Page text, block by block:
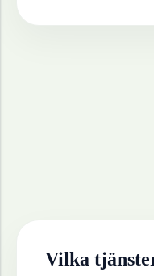
Vilka